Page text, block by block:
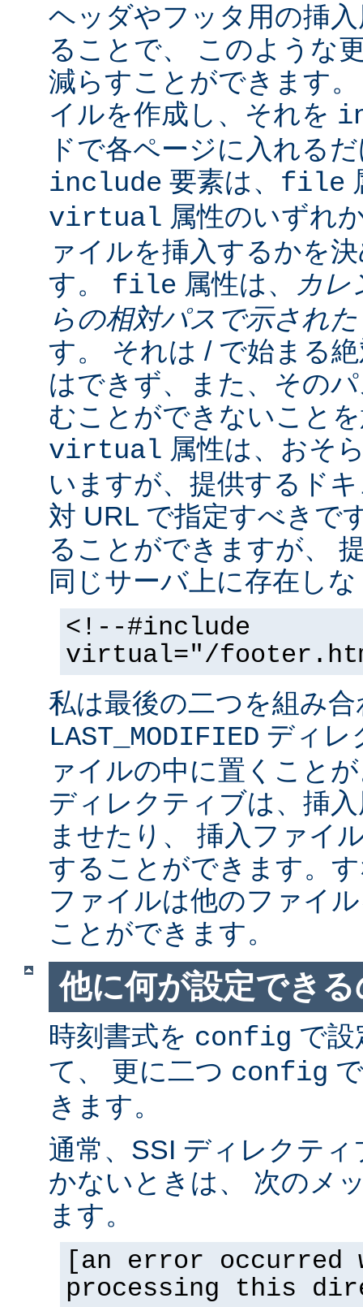
ヘッダやフッタ用の挿
ることで、 このような
減らすことができます
イルを作成し、それを
ドで各ページに入れる
include 要素は、 file
virtual 属性のいずれ
ァイルを挿入するかを
す。 file 属性は、
カ
らの相対パスで示され
す。 それは / で始まる
はできず、また、その
むことができないこと
virtual 属性は、おそ
いますが、提供するド
対 URL で指定すべきで
ることができますが、
同じサーバ上に存在し
<!--#include
virtual="/
私は最後の二つを組み
LAST_MODIFIED ディレ
ァイルの中に置くこと
ディレクティブは、挿
ませたり、 挿入ファイ
することができます。
ファイルは他のファイ
ことができます。
他に何が設定でき
時刻書式を config で設
て、 更に二つ config
きます。
通常、SSI ディレクテ
かないときは、 次のメ
ます。
[an error occurred
processing this